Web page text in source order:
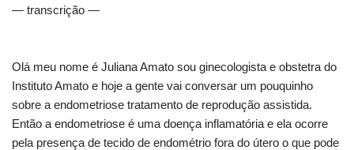
— transcrição —
Olá meu nome é Juliana Amato sou ginecologista e obstetra do
Instituto Amato e hoje a gente vai conversar um pouquinho
sobre a endometriose tratamento de reprodução assistida.
Então a endometriose é uma doença inflamatória e ela ocorre
pela presença de tecido de endométrio fora do útero o que pode